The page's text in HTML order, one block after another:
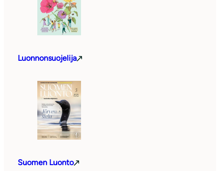
Luonnonsuojelija
Suomen Luonto